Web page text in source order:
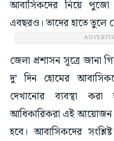
আবাসিকদের নিয়ে পুজো
এবছরও। তাদের হাতে তুলে
জেলা প্রশাসন সূত্রে জানা
দু’ দিন হোমের
দেখানোর ব্যবস্থা করা
আধিকারিকরা এই
হবে। আবাসিকদের